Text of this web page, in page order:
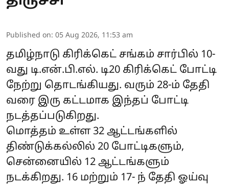
Published on: 05 Aug 2026, 11:53 am
தமிழ்நாடு கிரிக்கெட் சங்கம் சார்பில் 10-
வது டி.என்.பி.எல். டி20 கிரிக்கெட் போட்டி
நேற்று தொடங்கியது. வரும் 28-ம் தேதி
வரை இரு கட்டமாக இந்தப் போட்டி
நடத்தப்படுகிறது.
மொத்தம் உள்ள 32 ஆட்டங்களில்
திண்டுக்கல்லில் 20 போட்டிகளும்,
சென்னையில் 12 ஆட்டங்களும்
நடக்கிறது. 16 மற்றும் 17- ந் தேதி ஓய்வு